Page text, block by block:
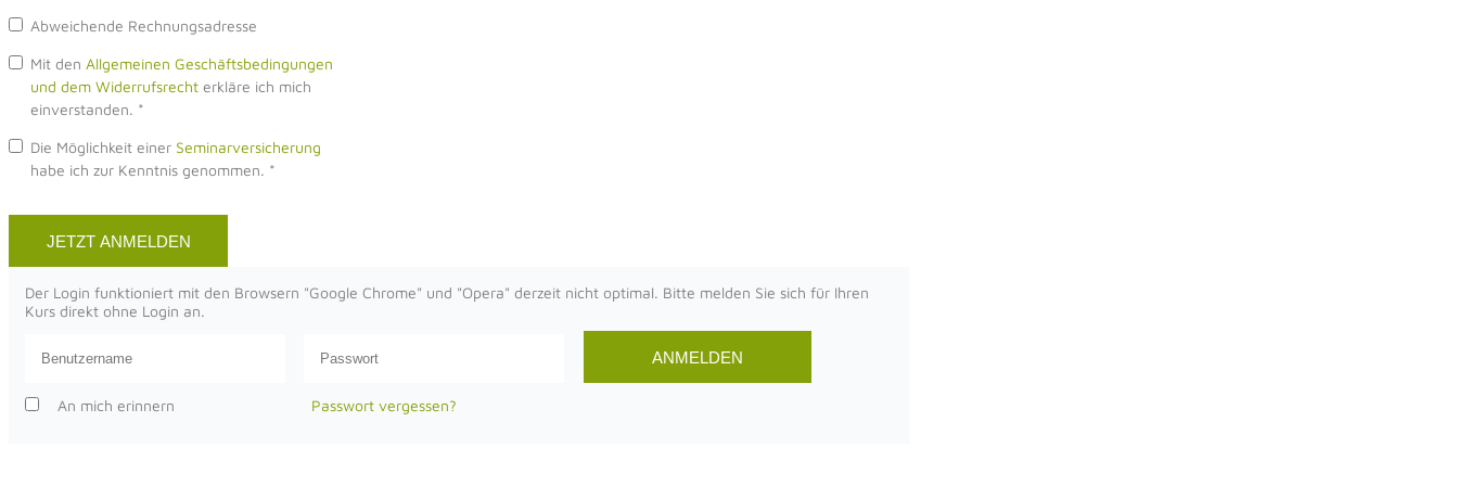
Abweichende Rechnungsadresse
Mit denAllgemeinen Geschäftsbedingungen
und dem Widerrufsrecht erkläre ich mich
einverstanden. *
Die Möglichkeit einer Seminarversicherung
habe ich zur Kenntnis genommen. *
Der Login funktioniert mit den Browsern "Google Chrome" und "Opera" derzeit nicht optimal. Bitte melden Sie sich für Ihren
Kurs direkt ohne Login an.
An mich erinnern Passwort vergessen?